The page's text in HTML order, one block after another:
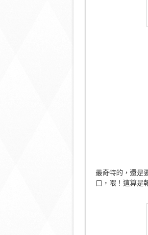
最奇特的，還是
口，喂！這算是